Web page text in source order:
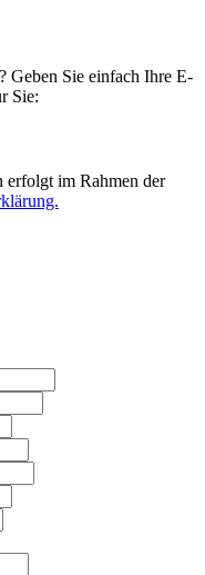
Geben Sie einfach Ihre E-
Sie:
erfolgt im Rahmen der